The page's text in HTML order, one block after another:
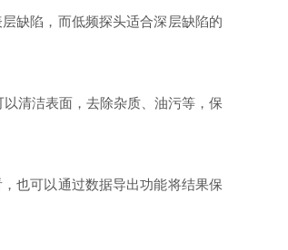
缺陷，而低频探头适合深层缺陷的
清洁表面，去除杂质、油污等，保
也可以通过数据导出功能将结果保